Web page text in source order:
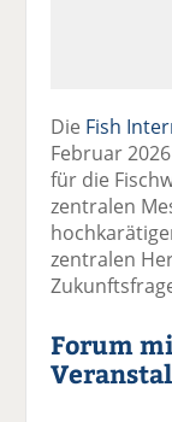
Die Fish
Februar
für die
zentralen
zentralen
Forum